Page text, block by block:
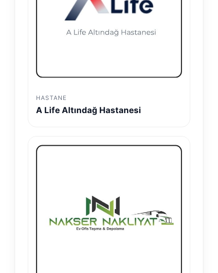
HASTANE
A Life Altındağ Hastanesi